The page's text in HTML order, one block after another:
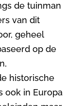
de tuinman
van dit
geheel
op de
historische
ook in Europa